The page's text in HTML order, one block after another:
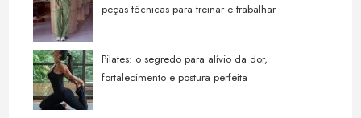
peças técnicas para treinar e trabalhar
Pilates: o segredo para alívio da dor,
fortalecimento e postura perfeita